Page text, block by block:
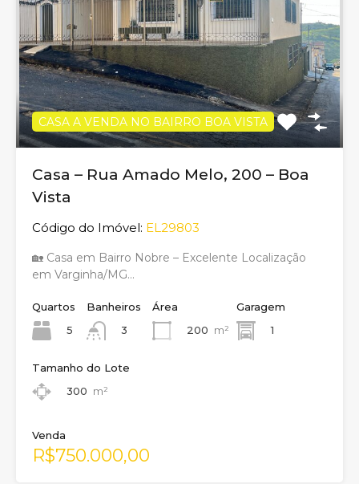
CASA A VENDA NO BAIRRO BOA VISTA
Casa – Rua Amado Melo, 200 – Boa
Vista
Código do Imóvel: EL29803
🏡 Casa em Bairro Nobre – Excelente Localização
em Varginha/MG…
Quartos
5
Banheiros
3
Área
200 m²
Garagem
1
Tamanho do Lote
300 m²
Venda
R$750.000,00